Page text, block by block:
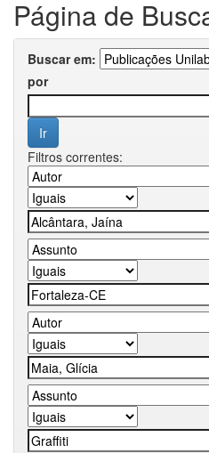
Página de
Buscar em:
por
Filtros correntes: